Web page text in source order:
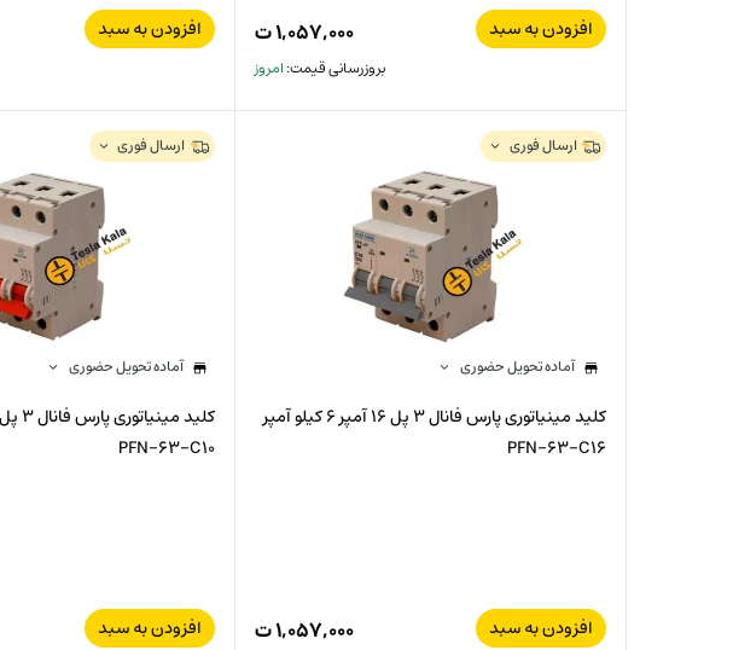
افزودن به سبد ۱,۰۵۷,۰۰۰ت
بروزرسانی قیمت:امروز
افزودن به سبد
ارسال فوری
آماده تحویل حضوری
کلید مینیاتوری پارس فانال 3 پل 16 آمپر 6 کیلو آمپر
PFN-63-C16
افزودن به سبد ۱,۰۵۷,۰۰۰ت
ارسال فوری
آماده تحویل حضوری
PFN-63-C10
افزودن به سبد